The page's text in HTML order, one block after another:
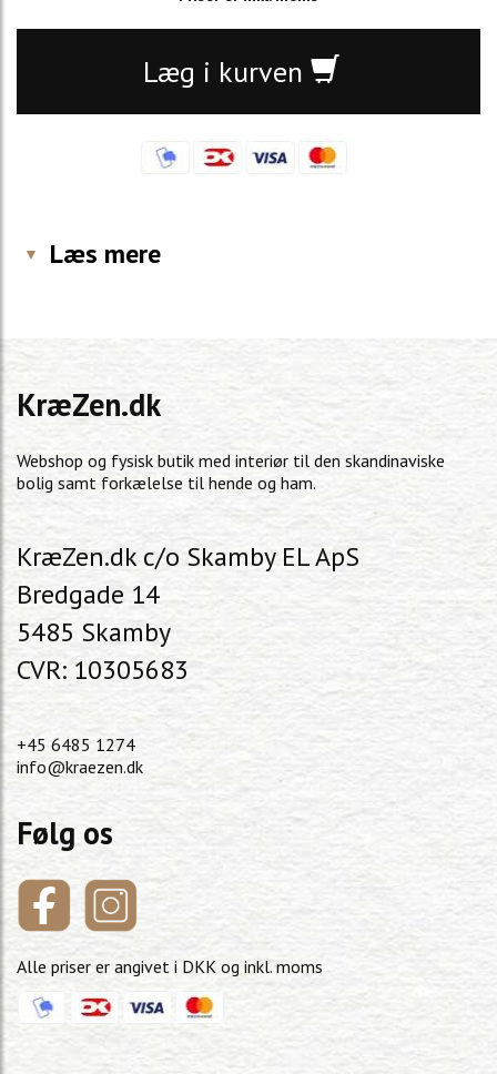
Læg i kurven
Læs mere
KræZen.dk
Webshop og fysisk butik med interiør til den skandinaviske
bolig samt forkælelse til hende og ham.
KræZen.dk c/o Skamby EL ApS
Bredgade 14
5485 Skamby
CVR: 10305683
+45 6485 1274
info@kraezen.dk
Følg os
Alle priser er angivet i DKK og inkl. moms